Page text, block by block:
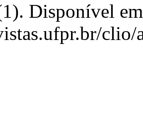
Disponível